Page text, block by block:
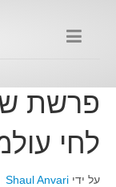
פרשת
לחי
על ידי Shaul Anvari